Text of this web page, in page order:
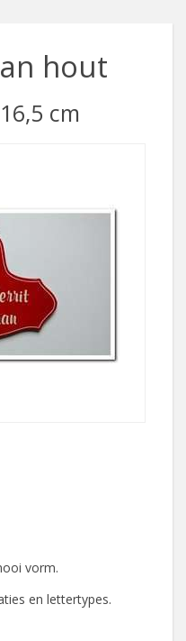
hout
cm
vorm.
en lettertypes.